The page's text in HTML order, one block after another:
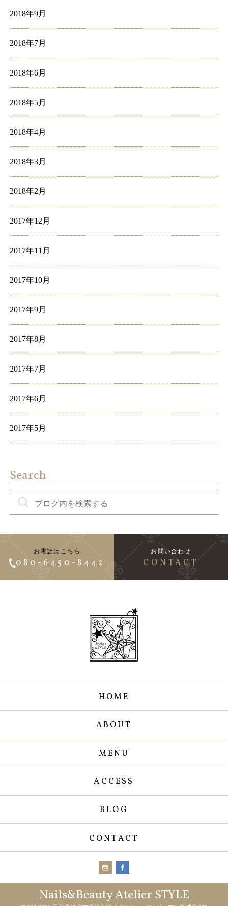
2018年9月
2018年7月
2018年6月
2018年5月
2018年4月
2018年3月
2018年2月
2017年12月
2017年11月
2017年10月
2017年9月
2017年8月
2017年7月
2017年6月
2017年5月
Search
お電話はこちら
080-6450-8442
お問い合わせ
CONTACT
HOME
ABOUT
MENU
ACCESS
BLOG
CONTACT
Nails&Beauty Atelier STYLE